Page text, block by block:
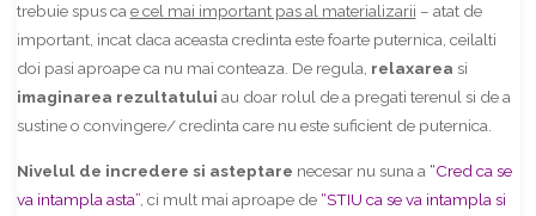
trebuie spus ca e cel mai important pas al materializarii – atat de
important, incat daca aceasta credinta este foarte puternica, ceilalti
doi pasi aproape ca nu mai conteaza. De regula, relaxarea si
imaginarea rezultatului au doar rolul de a pregati terenul si de a
sustine o convingere/ credinta care nu este suficient de puternica.
Nivelul de incredere si asteptare necesar nu suna a “Cred ca se
va intampla asta”, ci mult mai aproape de “STIU ca se va intampla si